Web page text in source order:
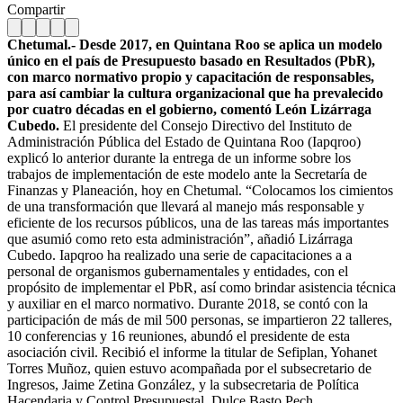
Compartir
Chetumal.- Desde 2017, en Quintana Roo se aplica un modelo
único en el país de Presupuesto basado en Resultados (PbR),
con marco normativo propio y capacitación de responsables,
para así cambiar la cultura organizacional que ha prevalecido
por cuatro décadas en el gobierno, comentó León Lizárraga
Cubedo. El presidente del Consejo Directivo del Instituto de
Administración Pública del Estado de Quintana Roo (Iapqroo)
explicó lo anterior durante la entrega de un informe sobre los
trabajos de implementación de este modelo ante la Secretaría de
Finanzas y Planeación, hoy en Chetumal. “Colocamos los cimientos
de una transformación que llevará al manejo más responsable y
eficiente de los recursos públicos, una de las tareas más importantes
que asumió como reto esta administración”, añadió Lizárraga
Cubedo. Iapqroo ha realizado una serie de capacitaciones a a
personal de organismos gubernamentales y entidades, con el
propósito de implementar el PbR, así como brindar asistencia técnica
y auxiliar en el marco normativo. Durante 2018, se contó con la
participación de más de mil 500 personas, se impartieron 22 talleres,
10 conferencias y 16 reuniones, abundó el presidente de esta
asociación civil. Recibió el informe la titular de Sefiplan, Yohanet
Torres Muñoz, quien estuvo acompañada por el subsecretario de
Ingresos, Jaime Zetina González, y la subsecretaria de Política